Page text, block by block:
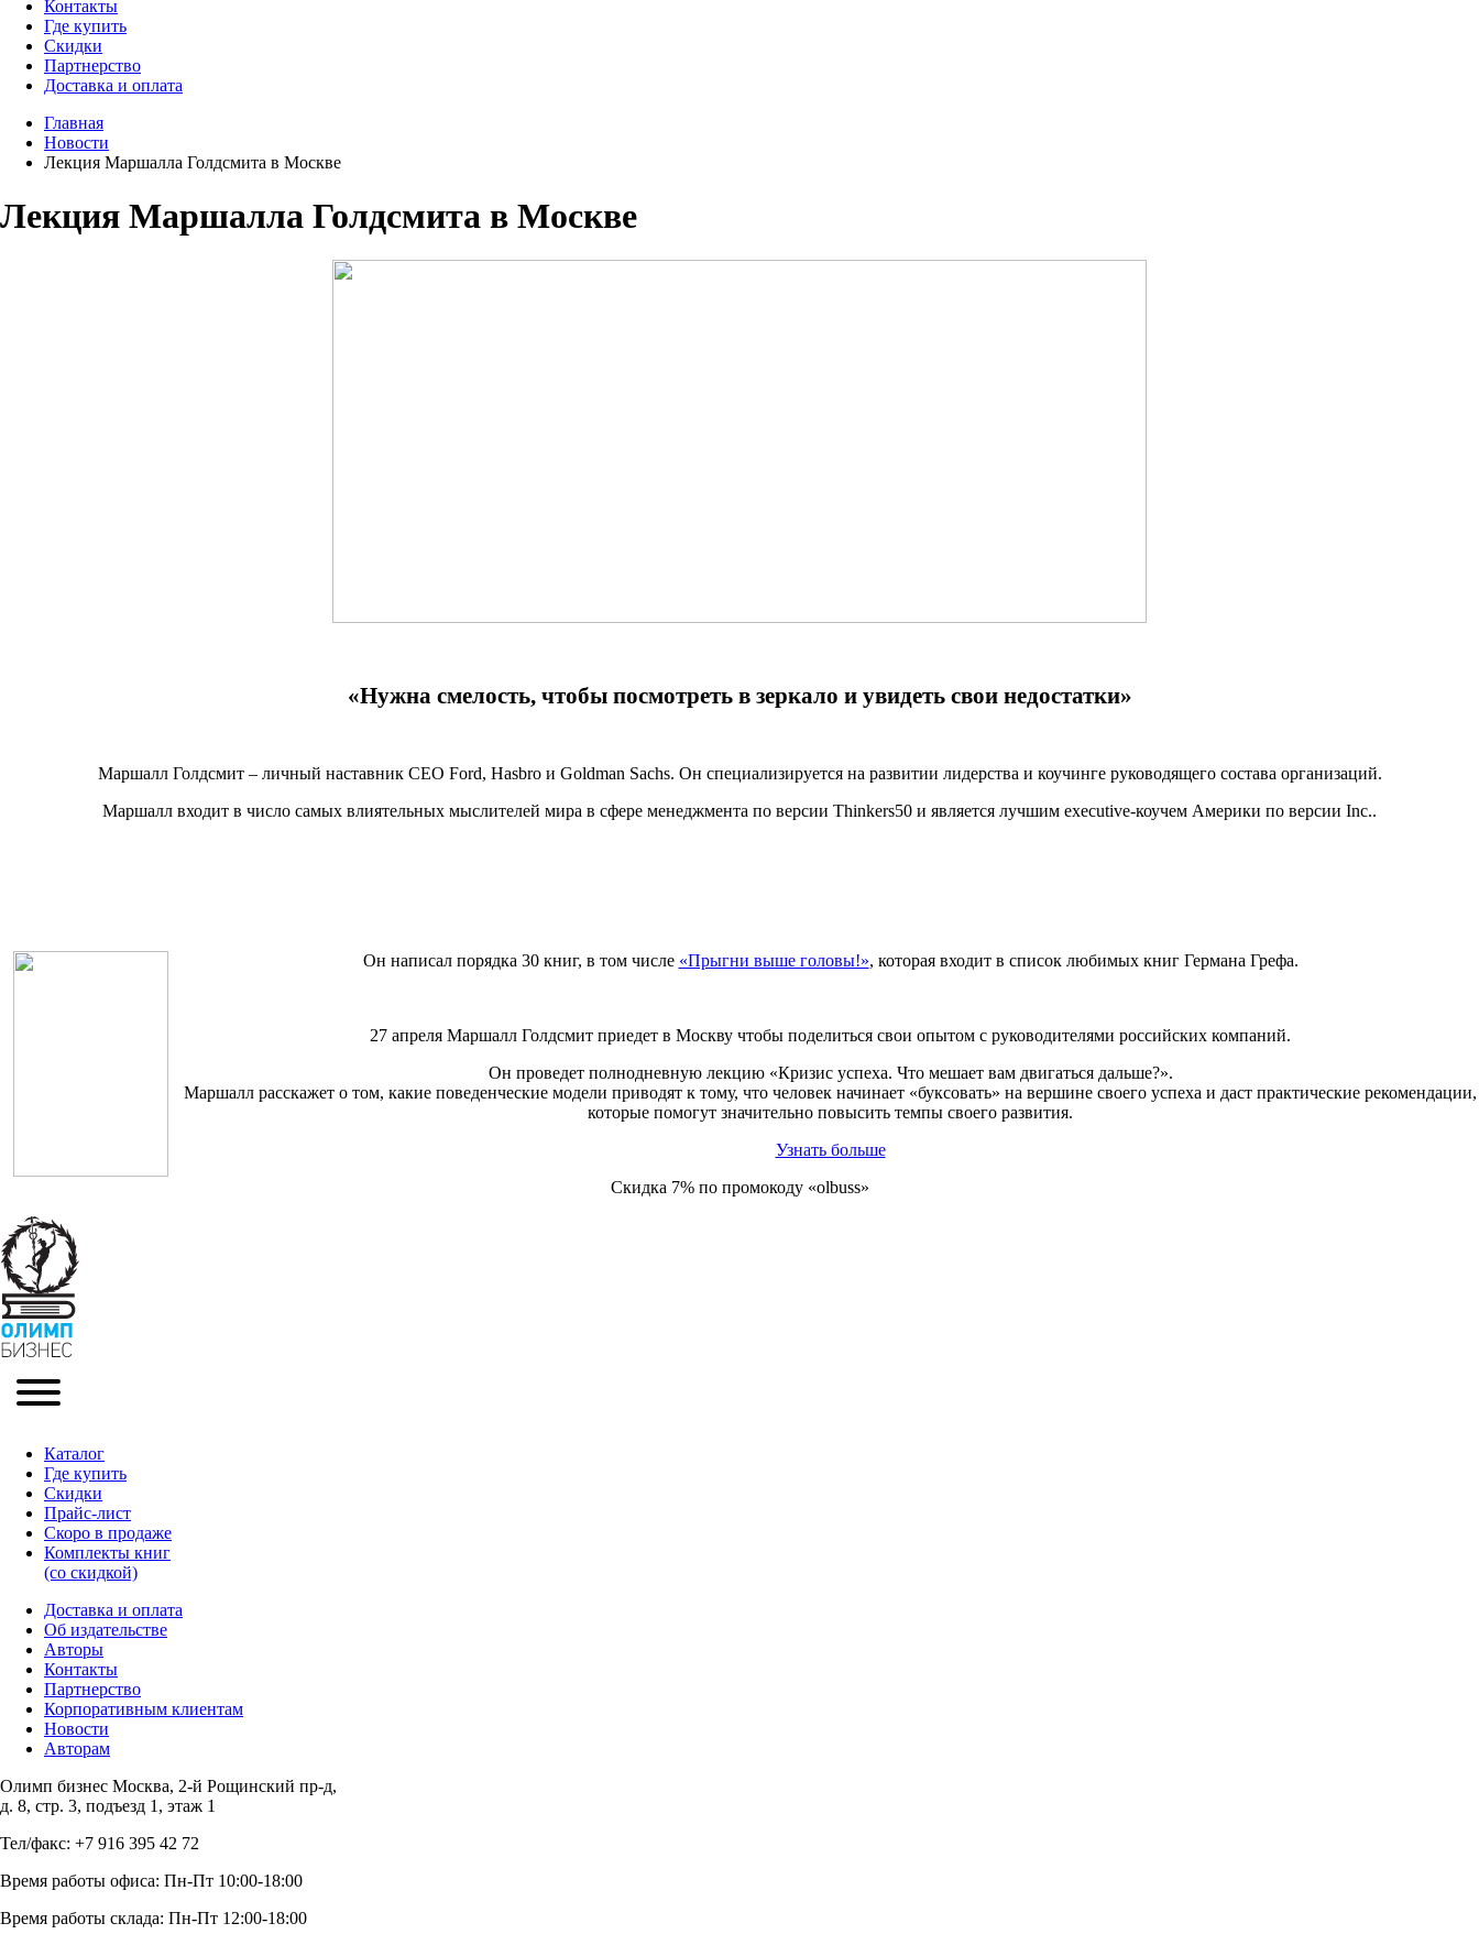
Контакты
Где купить
Скидки
Партнерство
Доставка и оплата
Главная
Новости
Лекция Маршалла Голдсмита в Москве
Лекция Маршалла Голдсмита в Москве
«Нужна смелость, чтобы посмотреть в зеркало и увидеть свои недостатки»
Маршалл Голдсмит – личный наставник CEO Ford, Hasbro и Goldman Sachs. Он специализируется на развитии лидерства и коучинге руководящего состава организаций.
Маршалл входит в число самых влиятельных мыслителей мира в сфере менеджмента по версии Thinkers50 и является лучшим executive-коучем Америки по версии Inc..
Он написал порядка 30 книг, в том числе «Прыгни выше головы!», которая входит в список любимых книг Германа Грефа.
27 апреля Маршалл Голдсмит приедет в Москву чтобы поделиться свои опытом с руководителями российских компаний.
Он проведет полнодневную лекцию «Кризис успеха. Что мешает вам двигаться дальше?».
Маршалл расскажет о том, какие поведенческие модели приводят к тому, что человек начинает «буксовать» на вершине своего успеха и даст практические рекомендации,
которые помогут значительно повысить темпы своего развития.
Узнать больше
Скидка 7% по промокоду «olbuss»
Каталог
Где купить
Скидки
Прайc-лист
Скоро в продаже
Комплекты книг
(со скидкой)
Доставка и оплата
Об издательстве
Авторы
Контакты
Партнерство
Корпоративным клиентам
Новости
Авторам
Олимп бизнес Москва, 2-й Рощинский пр-д,
д. 8, стр. 3, подъезд 1, этаж 1
Тел/факс: +7 916 395 42 72
Время работы офиса: Пн-Пт 10:00-18:00
Время работы склада: Пн-Пт 12:00-18:00